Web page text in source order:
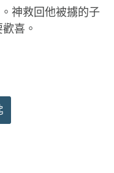
神救回他被擄的子
喜。